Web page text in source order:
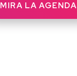
MIRA LA AGENDA